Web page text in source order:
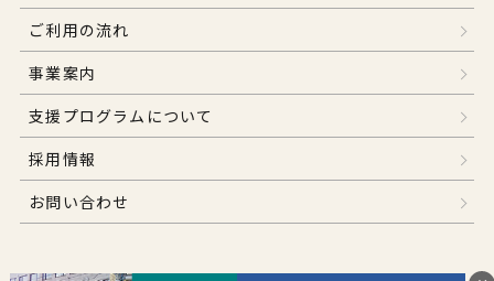
ご利用の流れ
事業案内
支援プログラムについて
採用情報
お問い合わせ